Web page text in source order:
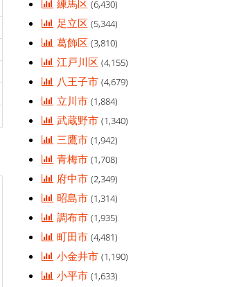
練馬区(6,430)
足立区(5,344)
葛飾区(3,810)
江戸川区(4,155)
八王子市(4,679)
立川市(1,884)
武蔵野市(1,340)
三鷹市(1,942)
青梅市(1,708)
府中市(2,349)
昭島市(1,314)
調布市(1,935)
町田市(4,481)
小金井市(1,190)
小平市(1,633)